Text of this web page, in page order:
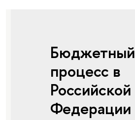
Бюджетный
процесс в
Российской
Федерации